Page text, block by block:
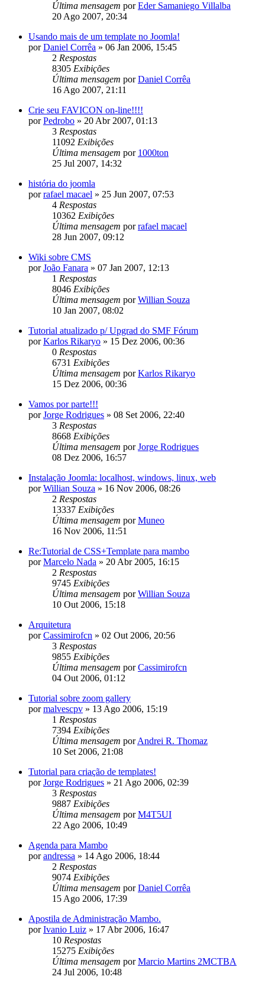
Última mensagem porEder Samaniego Villalba
20 Ago 2007, 20:34
Usando mais de um template no Joomla!
porDaniel Corrêa » 06 Jan 2006, 15:45
2 Respostas
8305 Exibições
Última mensagem porDaniel Corrêa
16 Ago 2007, 21:11
Crie seu FAVICON on-line!!!!
porPedrobo » 20 Abr 2007, 01:13
3 Respostas
11092 Exibições
Última mensagem por 1000ton
25 Jul 2007, 14:32
história do joomla
porrafael macael » 25 Jun 2007, 07:53
4 Respostas
10362 Exibições
Última mensagem porrafael macael
28 Jun 2007, 09:12
Wiki sobre CMS
porJoão Fanara » 07 Jan 2007, 12:13
1 Respostas
8046 Exibições
Última mensagem porWillian Souza
10 Jan 2007, 08:02
Tutorial atualizado p/ Upgrad do SMF Fórum
porKarlos Rikaryo » 15 Dez 2006, 00:36
0 Respostas
6731 Exibições
Última mensagem porKarlos Rikaryo
15 Dez 2006, 00:36
Vamos por parte!!!
porJorge Rodrigues » 08 Set 2006, 22:40
3 Respostas
8668 Exibições
Última mensagem porJorge Rodrigues
08 Dez 2006, 16:57
Instalação Joomla: localhost, windows, linux, web
porWillian Souza » 16 Nov 2006, 08:26
2 Respostas
13337 Exibições
Última mensagem porMuneo
16 Nov 2006, 11:51
Re:Tutorial de CSS+Template para mambo
porMarcelo Nada » 20 Abr 2005, 16:15
2 Respostas
9745 Exibições
Última mensagem porWillian Souza
10 Out 2006, 15:18
Arquitetura
porCassimirofcn » 02 Out 2006, 20:56
3 Respostas
9855 Exibições
Última mensagem porCassimirofcn
04 Out 2006, 01:12
Tutorial sobre zoom gallery
pormalvescpv » 13 Ago 2006, 15:19
1 Respostas
7394 Exibições
Última mensagem porAndrei R. Thomaz
10 Set 2006, 21:08
Tutorial para criação de templates!
porJorge Rodrigues » 21 Ago 2006, 02:39
3 Respostas
9887 Exibições
Última mensagem porM4T5UI
22 Ago 2006, 10:49
Agenda para Mambo
porandressa » 14 Ago 2006, 18:44
2 Respostas
9074 Exibições
Última mensagem porDaniel Corrêa
15 Ago 2006, 17:39
Apostila de Administração Mambo.
porIvanio Luiz » 17 Abr 2006, 16:47
10 Respostas
15275 Exibições
Última mensagem porMarcio Martins 2MCTBA
24 Jul 2006, 10:48